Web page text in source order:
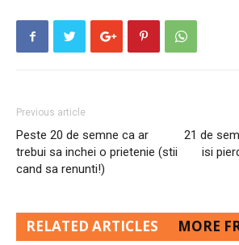
Previous article
Peste 20 de semne ca ar
trebui sa inchei o prietenie (stii
cand sa renunti!)
21 de
isi
RELATED ARTICLES MORE